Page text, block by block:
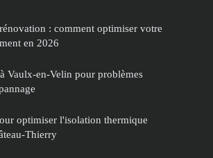
: comment optimiser votre
en 2026
Vaulx-en-Velin pour problèmes
optimiser l'isolation thermique
Thierry